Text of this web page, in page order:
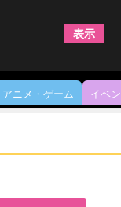
アニメ・ゲーム イベ
表示